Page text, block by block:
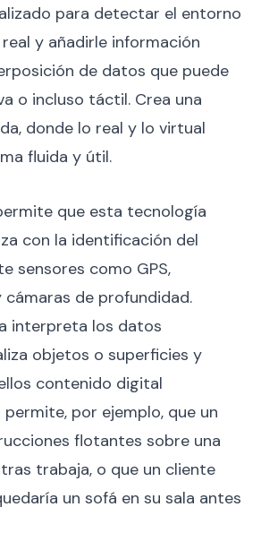
para detectar el entorno
y añadirle información
de datos que puede
o incluso táctil. Crea una
donde lo real y lo virtual
fluida y útil.
que esta tecnología
con la identificación del
sensores como GPS,
de profundidad.
interpreta los datos
objetos o superficies y
contenido digital
por ejemplo, que un
flotantes sobre una
trabaja, o que un cliente
un sofá en su sala antes